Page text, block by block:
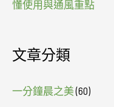
懂使用與通風重點
文章分類
一分鐘晨之美(60)